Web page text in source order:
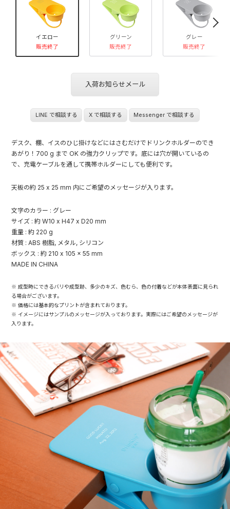
イエロー
販売終了
グリーン
販売終了
グレー
販売終了
入荷お知らせメール
LINE で相談する X で相談する Messenger で相談する
デスク、棚、イスのひじ掛けなどにはさむだけでドリンクホルダーのでき
あがり！700 g まで OK の強力クリップです。底には穴が開いているの
で、充電ケーブルを通して携帯ホルダーにしても便利です。
天板の約 25 x 25 mm 内にご希望のメッセージが入ります。
文字のカラー : グレー
サイズ : 約 W10 x H47 x D20 mm
重量 : 約 220 g
材質 : ABS 樹脂, メタル, シリコン
ボックス : 約 210 x 105 x 55 mm
MADE IN CHINA
※ 成型時にできるバリや成型跡、多少のキズ、色むら、色の付着などが本体表面に見られ
る場合がございます。
※ 価格には基本的なプリントが含まれております。
※ イメージにはサンプルのメッセージが入っております。実際にはご希望のメッセージが
入ります。